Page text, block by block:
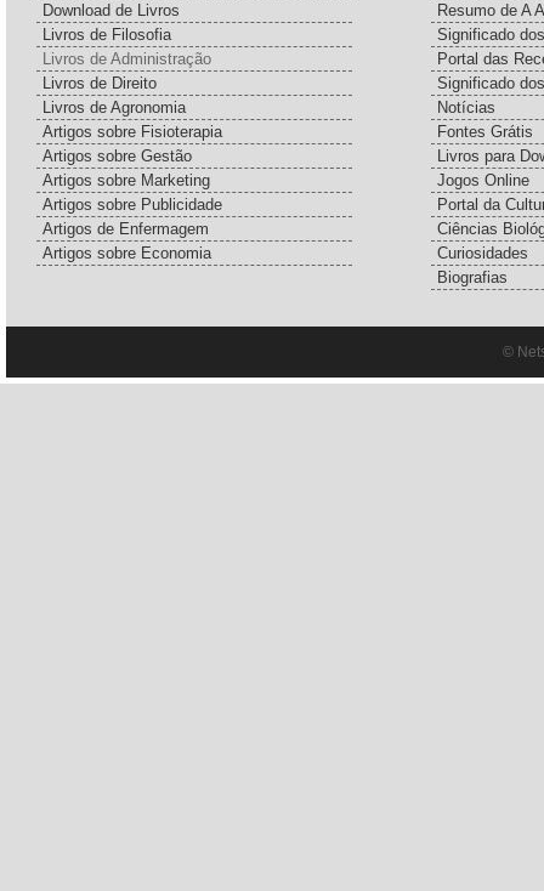
Download de Livros
Livros de Filosofia
Livros de Administração
Livros de Direito
Livros de Agronomia
Artigos sobre Fisioterapia
Artigos sobre Gestão
Artigos sobre Marketing
Artigos sobre Publicidade
Artigos de Enfermagem
Artigos sobre Economia
Resumo de A
Significado
Portal das
Significado
Notícias
Fontes Grátis
Livros para
Jogos Online
Portal da
Ciências
Curiosidades
Biografias
©